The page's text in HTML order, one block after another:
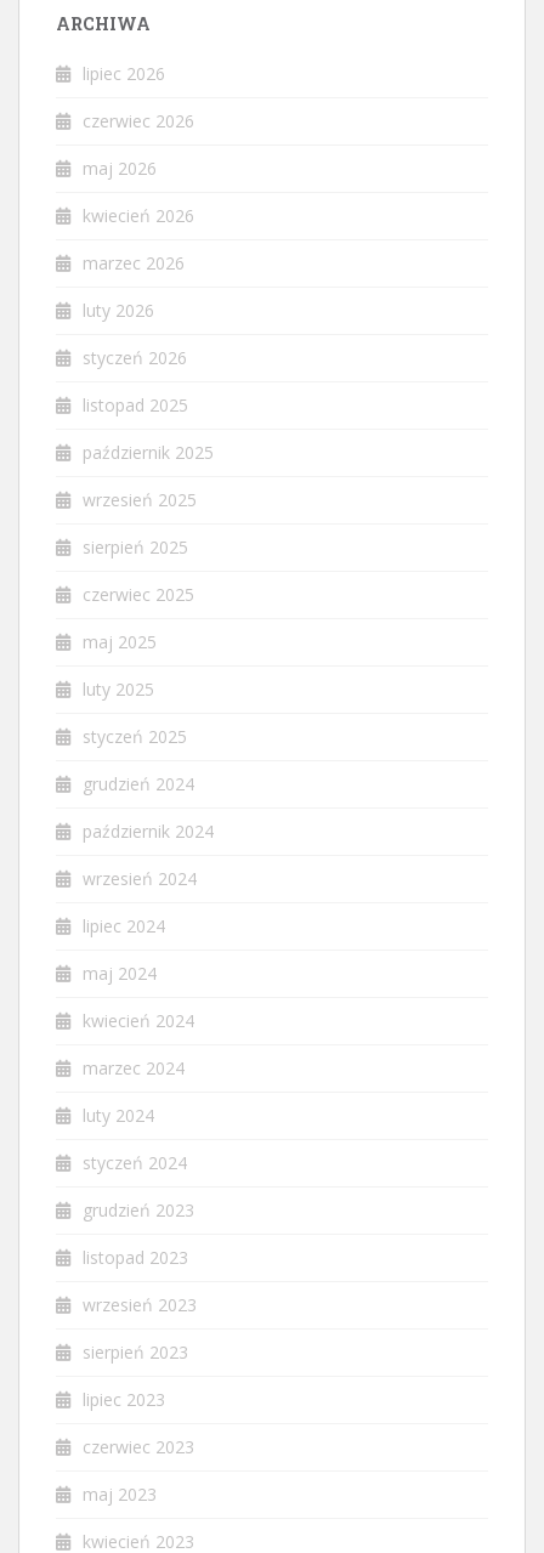
ARCHIWA
lipiec 2026
czerwiec 2026
maj 2026
kwiecień 2026
marzec 2026
luty 2026
styczeń 2026
listopad 2025
październik 2025
wrzesień 2025
sierpień 2025
czerwiec 2025
maj 2025
luty 2025
styczeń 2025
grudzień 2024
październik 2024
wrzesień 2024
lipiec 2024
maj 2024
kwiecień 2024
marzec 2024
luty 2024
styczeń 2024
grudzień 2023
listopad 2023
wrzesień 2023
sierpień 2023
lipiec 2023
czerwiec 2023
maj 2023
kwiecień 2023